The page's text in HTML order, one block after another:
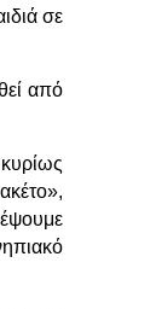
σε
από